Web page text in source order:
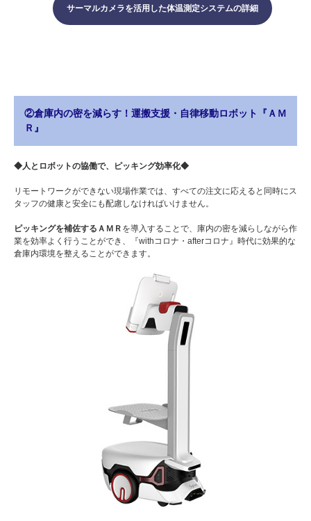
サーマルカメラを活用した体温測定システムの詳細
②倉庫内の密を減らす！運搬支援・自律移動ロボット『ＡＭ
Ｒ』
◆人とロボットの協働で、ピッキング効率化◆
リモートワークができない現場作業では、すべての注文に応えると同時にス
タッフの健康と安全にも配慮しなければいけません。
ピッキングを補佐するＡＭＲ を導入することで、庫内の密を減らしながら作
業を効率よく行うことができ、『withコロナ・afterコロナ』時代に効果的な
倉庫内環境を整えることができます。